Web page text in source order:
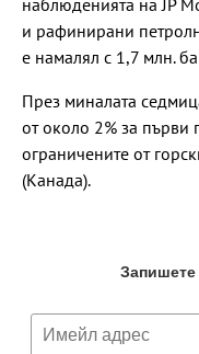
и рафинирани
е намалял с 1,7 млн.
През миналата
от около 2% за първи
ограничените от
(Канада).